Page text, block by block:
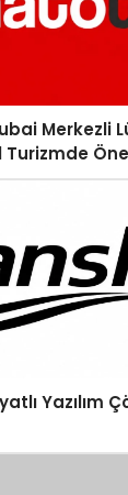
Merkezli
Öne
Yazılım